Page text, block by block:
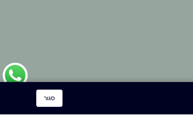
סגור